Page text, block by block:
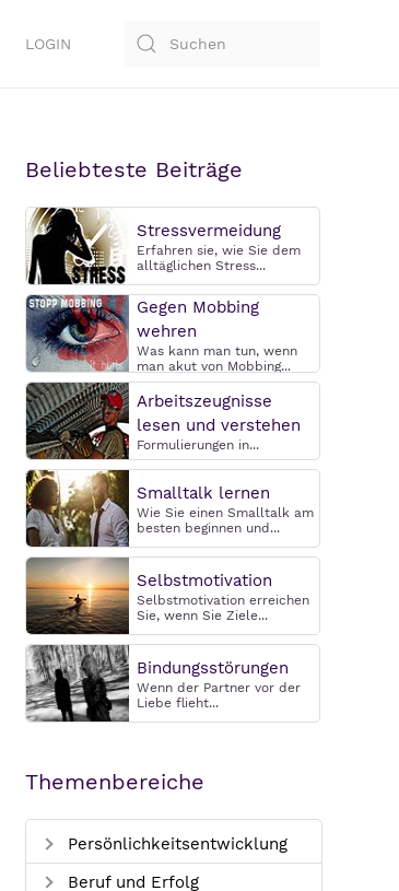
LOGIN
Beliebteste Beiträge
Stressvermeidung
Erfahren sie, wie Sie dem
alltäglichen Stress...
Gegen Mobbing
wehren
Was kann man tun, wenn
man akut von Mobbing...
Arbeitszeugnisse
lesen und verstehen
Formulierungen in...
Smalltalk lernen
Wie Sie einen Smalltalk am
besten beginnen und...
Selbstmotivation
Selbstmotivation erreichen
Sie, wenn Sie Ziele...
Bindungsstörungen
Wenn der Partner vor der
Liebe flieht...
Themenbereiche
Persönlichkeitsentwicklung
Beruf und Erfolg